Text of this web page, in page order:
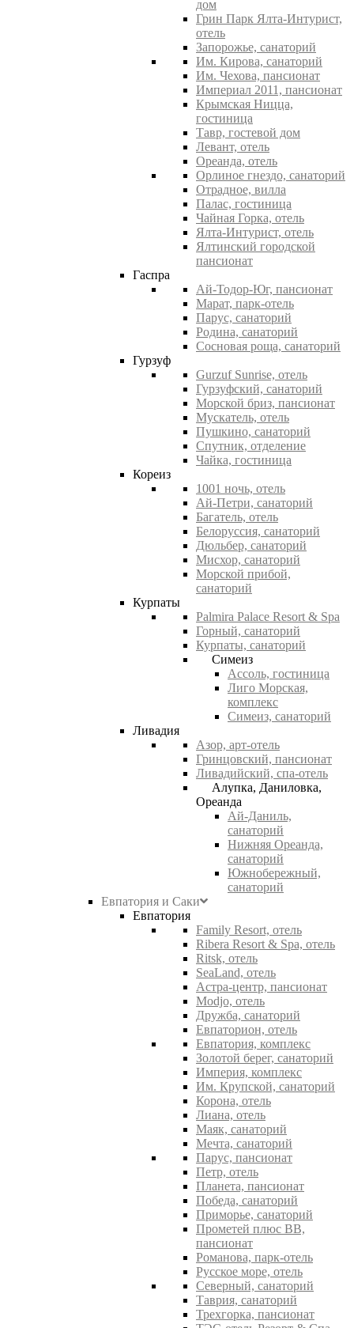
дом
Грин Парк Ялта-Интурист,
отель
Запорожье, санаторий
Им. Кирова, санаторий
Им. Чехова, пансионат
Империал 2011, пансионат
Крымская Ницца,
гостиница
Тавр, гостевой дом
Левант, отель
Ореанда, отель
Орлиное гнездо, санаторий
Отрадное, вилла
Палас, гостиница
Чайная Горка, отель
Ялта-Интурист, отель
Ялтинский городской
пансионат
Гаспра
Ай-Тодор-Юг, пансионат
Марат, парк-отель
Парус, санаторий
Родина, санаторий
Сосновая роща, санаторий
Гурзуф
Gurzuf Sunrise, отель
Гурзуфский, санаторий
Морской бриз, пансионат
Мускатель, отель
Пушкино, санаторий
Спутник, отделение
Чайка, гостиница
Кореиз
1001 ночь, отель
Ай-Петри, санаторий
Багатель, отель
Белоруссия, санаторий
Дюльбер, санаторий
Мисхор, санаторий
Морской прибой,
санаторий
Курпаты
Palmira Palace Resort & Spa
Горный, санаторий
Курпаты, санаторий
Симеиз
Ассоль, гостиница
Лиго Морская,
комплекс
Симеиз, санаторий
Ливадия
Азор, арт-отель
Гринцовский, пансионат
Ливадийский, спа-отель
Алупка, Даниловка,
Ореанда
Ай-Даниль,
санаторий
Нижняя Ореанда,
санаторий
Южнобережный,
санаторий
Евпатория и Саки
Евпатория
Family Resort, отель
Ribera Resort & Spa, отель
Ritsk, отель
SeaLand, отель
Астра-центр, пансионат
Modjo, отель
Дружба, санаторий
Евпаторион, отель
Евпатория, комплекс
Золотой берег, санаторий
Империя, комплекс
Им. Крупской, санаторий
Корона, отель
Лиана, отель
Маяк, санаторий
Мечта, санаторий
Парус, пансионат
Петр, отель
Планета, пансионат
Победа, санаторий
Приморье, санаторий
Прометей плюс ВВ,
пансионат
Романова, парк-отель
Русское море, отель
Северный, санаторий
Таврия, санаторий
Трехгорка, пансионат